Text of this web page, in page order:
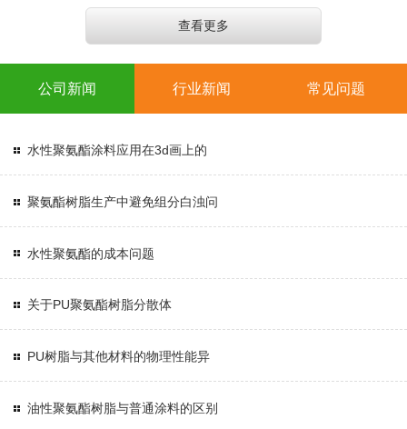
查看更多
公司新闻 行业新闻 常见问题
水性聚氨酯涂料应用在3d画上的
聚氨酯树脂生产中避免组分白浊问
水性聚氨酯的成本问题
关于PU聚氨酯树脂分散体
PU树脂与其他材料的物理性能异
油性聚氨酯树脂与普通涂料的区别